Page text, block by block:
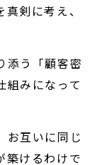
剣に考え、
添う「顧客密
組みになって
お互いに同じ
築けるわけで